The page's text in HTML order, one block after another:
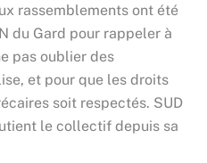
rassemblements ont été
du Gard pour rappeler à
pas oublier des
et pour que les droits
soit respectés. SUD
le collectif depuis sa